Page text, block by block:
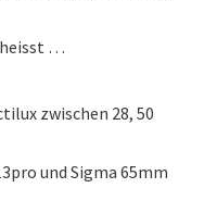
heisst …
zwischen 28, 50
und Sigma 65mm